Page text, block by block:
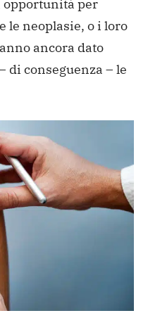
opportunità per
le neoplasie, o i loro
ancora dato
di conseguenza – le